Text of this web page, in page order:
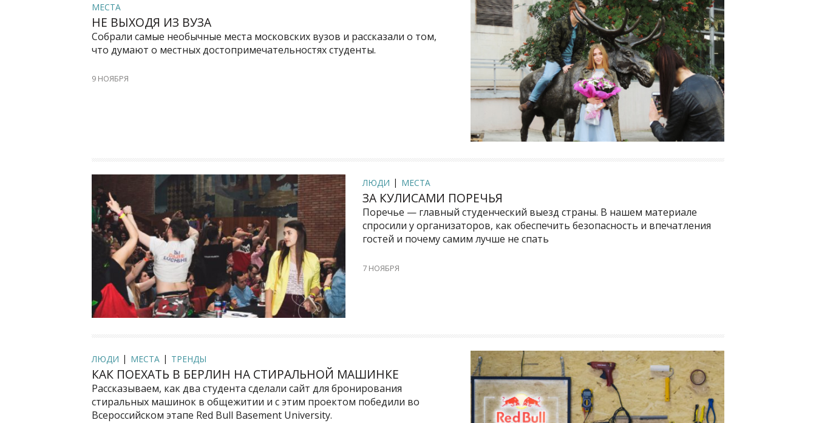
МЕСТА
НЕ ВЫХОДЯ ИЗ ВУЗА
Собрали самые необычные места московских вузов и рассказали о том,
что думают о местных достопримечательностях студенты.
9 НОЯБРЯ
ЛЮДИ МЕСТА
ЗА КУЛИСАМИ ПОРЕЧЬЯ
Поречье — главный студенческий выезд страны. В нашем материале
спросили у организаторов, как обеспечить безопасность и впечатления
гостей и почему самим лучше не спать
7 НОЯБРЯ
ЛЮДИ МЕСТА ТРЕНДЫ
КАК ПОЕХАТЬ В БЕРЛИН НА СТИРАЛЬНОЙ МАШИНКЕ
Рассказываем, как два студента сделали сайт для бронирования
стиральных машинок в общежитии и с этим проектом победили во
Всероссийском этапе Red Bull Basement University.